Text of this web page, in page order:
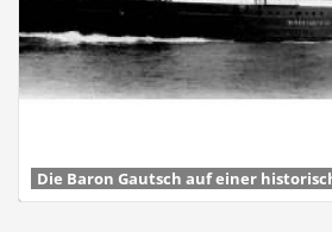
Die Baron Gautsch auf einer